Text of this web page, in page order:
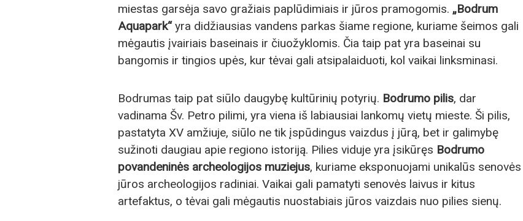
miestas garsėja savo gražiais paplūdimiais ir jūros pramogomis. „Bodrum
Aquapark“yra didžiausias vandens parkas šiame regione, kuriame šeimos gali
mėgautis įvairiais baseinais ir čiuožyklomis. Čia taip pat yra baseinai su
bangomis ir tingios upės, kur tėvai gali atsipalaiduoti, kol vaikai linksminasi.
Bodrumas taip pat siūlo daugybę kultūrinių potyrių. Bodrumo pilis, dar
vadinama Šv. Petro pilimi, yra viena iš labiausiai lankomų vietų mieste. Ši pilis,
pastatyta XV amžiuje, siūlo ne tik įspūdingus vaizdus į jūrą, bet ir galimybę
sužinoti daugiau apie regiono istoriją. Pilies viduje yra įsikūręs Bodrumo
povandeninės archeologijos muziejus, kuriame eksponuojami unikalūs senovės
jūros archeologijos radiniai. Vaikai gali pamatyti senovės laivus ir kitus
artefaktus, o tėvai gali mėgautis nuostabiais jūros vaizdais nuo pilies sienų.